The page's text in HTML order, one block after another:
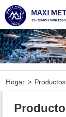
Hogar > Productos